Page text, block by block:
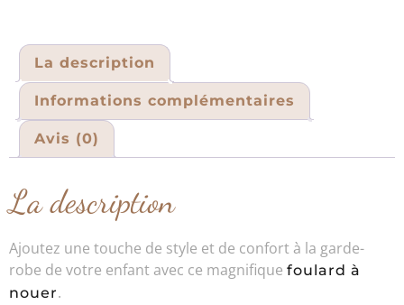
La description
Informations complémentaires
Avis (0)
La description
Ajoutez une touche de style et de confort à la garde-
robe de votre enfant avec ce magnifique foulard à
nouer.